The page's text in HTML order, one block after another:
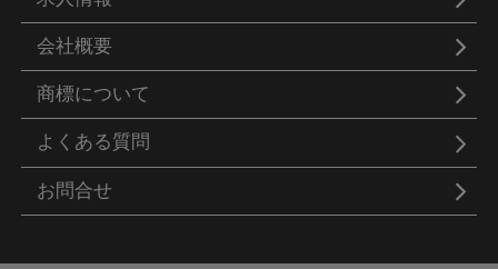
会社概要
商標について
よくある質問
お問合せ